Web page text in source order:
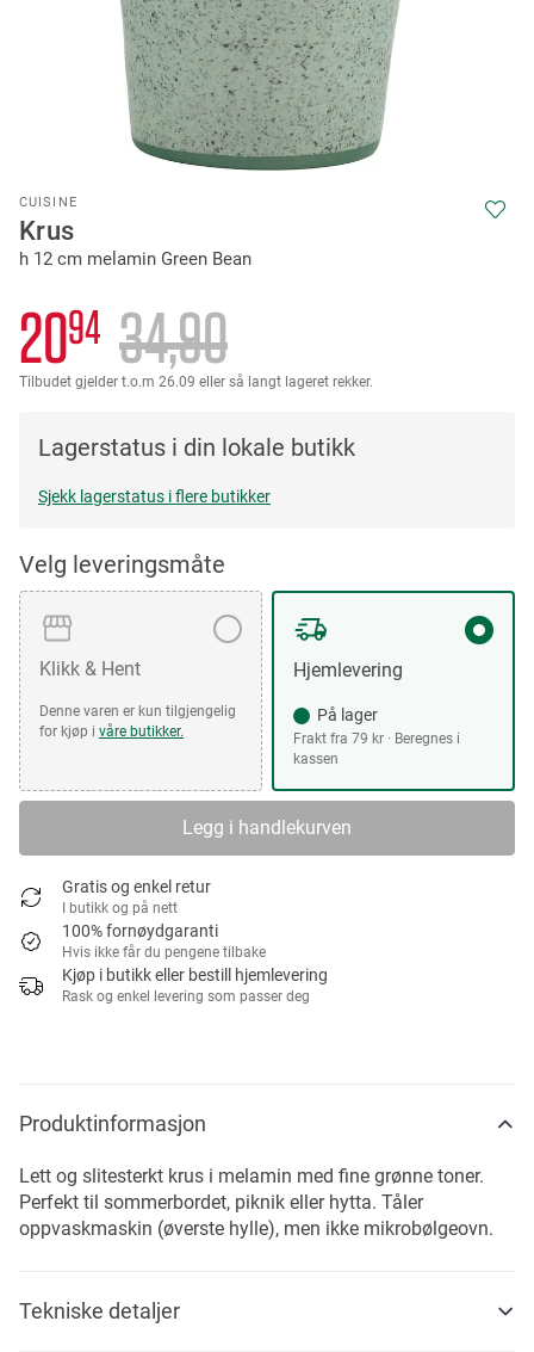
CUISINE
Krus
h 12 cm melamin Green Bean
2094 3490
Tilbudet gjelder t.o.m 26.09 eller så langt lageret rekker.
Lagerstatus i din lokale butikk
Sjekk lagerstatus i flere butikker
Velg leveringsmåte
Klikk & Hent
Denne varen er kun tilgjengelig
for kjøp i våre butikker.
Hjemlevering
På lager
Frakt fra 79 kr · Beregnes i
kassen
Legg i handlekurven
Gratis og enkel retur
I butikk og på nett
100% fornøydgaranti
Hvis ikke får du pengene tilbake
Kjøp i butikk eller bestill hjemlevering
Rask og enkel levering som passer deg
to
the
beginning
the
images
gallery
Produktinformasjon
Lett og slitesterkt krus i melamin med fine grønne toner.
Perfekt til sommerbordet, piknik eller hytta. Tåler
oppvaskmaskin (øverste hylle), men ikke mikrobølgeovn.
Tekniske detaljer